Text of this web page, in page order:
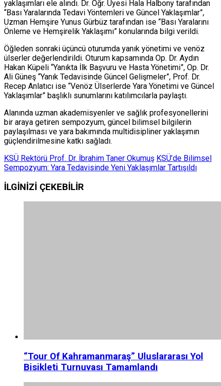
yaklaşımları ele alındı. Dr. Öğr. Üyesi Hala Halbony tarafından
“Bası Yaralarında Tedavi Yöntemleri ve Güncel Yaklaşımlar”,
Uzman Hemşire Yunus Gürbüz tarafından ise “Bası Yaralarını
Önleme ve Hemşirelik Yaklaşımı” konularında bilgi verildi.
Öğleden sonraki üçüncü oturumda yanık yönetimi ve venöz
ülserler değerlendirildi. Oturum kapsamında Op. Dr. Aydın
Hakan Küpeli “Yanıkta İlk Başvuru ve Hasta Yönetimi”, Op. Dr.
Ali Güneş “Yanık Tedavisinde Güncel Gelişmeler”, Prof. Dr.
Recep Anlatıcı ise “Venöz Ülserlerde Yara Yönetimi ve Güncel
Yaklaşımlar” başlıklı sunumlarını katılımcılarla paylaştı.
Alanında uzman akademisyenler ve sağlık profesyonellerini
bir araya getiren sempozyum, güncel bilimsel bilgilerin
paylaşılması ve yara bakımında multidisipliner yaklaşımın
güçlendirilmesine katkı sağladı.
KSÜ Rektörü Prof. Dr. İbrahim Taner Okumuş KSÜ’de Bilimsel
Sempozyum: Yara Tedavisinde Yeni Yaklaşımlar Tartışıldı
İLGİNİZİ ÇEKEBİLİR
“Tour Of Kahramanmaraş” Uluslararası Yol
Bisikleti Turnuvası Tamamlandı